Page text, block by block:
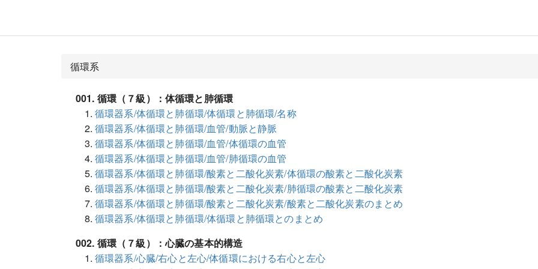
循環系
001. 循環（７級）：体循環と肺循環
循環器系/体循環と肺循環/体循環と肺循環/名称
循環器系/体循環と肺循環/血管/動脈と静脈
循環器系/体循環と肺循環/血管/体循環の血管
循環器系/体循環と肺循環/血管/肺循環の血管
循環器系/体循環と肺循環/酸素と二酸化炭素/体循環の酸素と二酸化炭素
循環器系/体循環と肺循環/酸素と二酸化炭素/肺循環の酸素と二酸化炭素
循環器系/体循環と肺循環/酸素と二酸化炭素/酸素と二酸化炭素のまとめ
循環器系/体循環と肺循環/体循環と肺循環とのまとめ
002. 循環（７級）：心臓の基本的構造
循環器系/心臓/右心と左心/体循環における右心と左心